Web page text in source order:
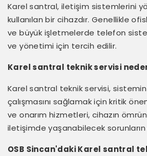
Karel santral, iletişim sistemlerini
kullanılan bir cihazdır. Genellikle
ve büyük işletmelerde telefon
ve yönetimi için tercih edilir.
Karel santral teknik servisi
Karel santral teknik servisi,
çalışmasını sağlamak için kritik
ve onarım hizmetleri, cihazın
iletişimde yaşanabilecek
OSB Sincan'daki Karel santral